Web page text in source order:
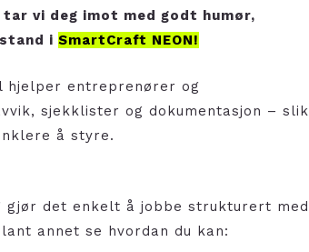
vi deg imot med godt humør,
stand iSmartCraft NEON!
hjelper entreprenører og
sjekklister og dokumentasjon – slik
å styre.
det enkelt å jobbe strukturert med
annet se hvordan du kan: